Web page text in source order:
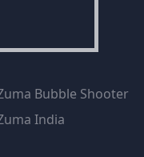
Bubble Shooter
India